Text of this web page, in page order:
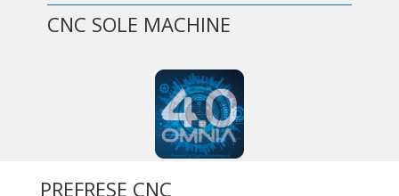
CNC SOLE MACHINE
PREFRESE CNC